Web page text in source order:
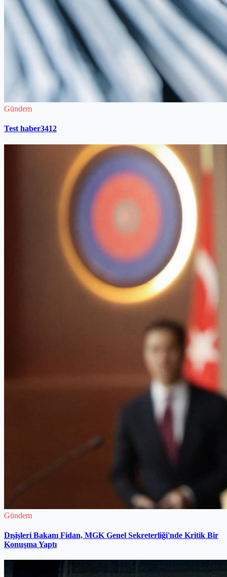
Gündem
Test haber3412
Gündem
Dışişleri Bakanı Fidan, MGK Genel Sekreterliği'nde Kritik Bir
Konuşma Yaptı